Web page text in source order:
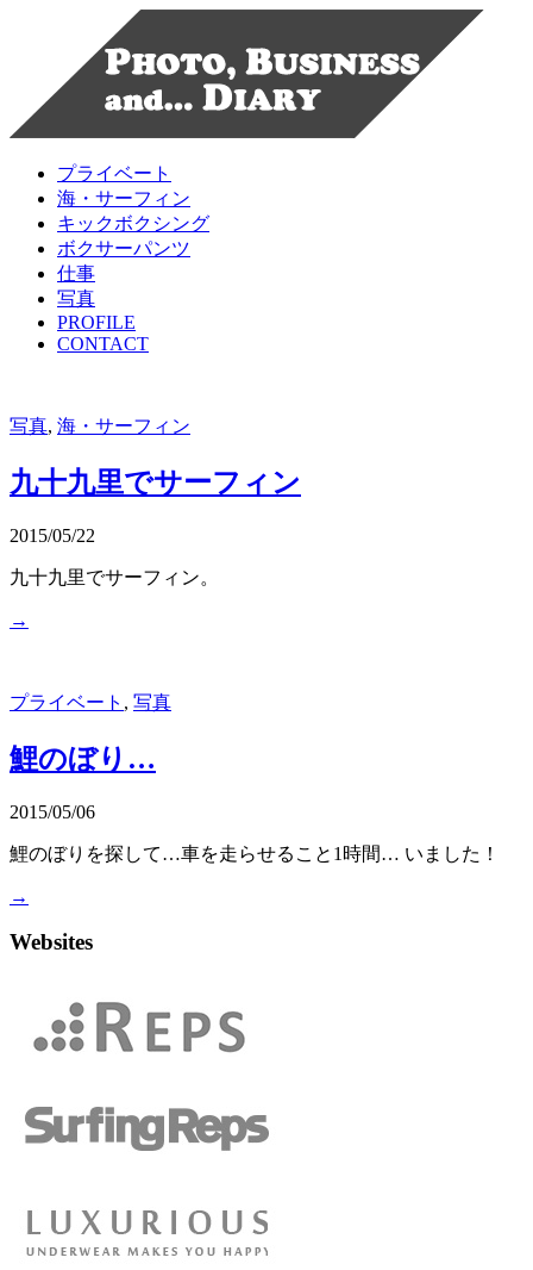
プライベート
海・サーフィン
キックボクシング
ボクサーパンツ
仕事
写真
PROFILE
CONTACT
写真, 海・サーフィン
九十九里でサーフィン
2015/05/22
九十九里でサーフィン。
→
プライベート , 写真
鯉のぼり…
2015/05/06
鯉のぼりを探して…車を走らせること1時間… いました！
→
Websites